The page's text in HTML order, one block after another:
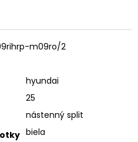
m09ro/2
hyundai
25
nástenný split
biela